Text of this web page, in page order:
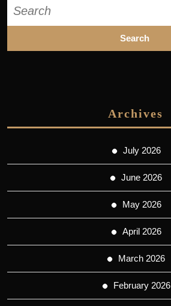
for:
Archives
July 2026
June 2026
May 2026
April 2026
March 2026
February 2026